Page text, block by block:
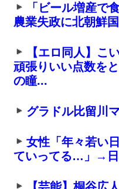
「ビール増産で
農業失政に北朝鮮
【エロ同人】こ
頑張りいい点数を
の瞳...
グラドル比留川
女性「年々若い
ていってる…」→日
【芸能】桐谷広